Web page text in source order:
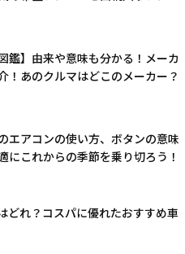
鑑】由来や意味も分かる！メーカ
！あのクルマはどこのメーカー？
エアコンの使い方、ボタンの意味
にこれからの季節を乗り切ろう！
どれ？コスパに優れたおすすめ車